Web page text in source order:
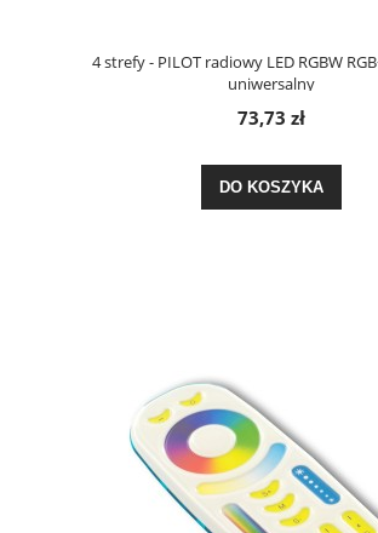
4 strefy - PILOT radiowy LED RGBW
uniwersalny
73,73 zł
DO KOSZYKA